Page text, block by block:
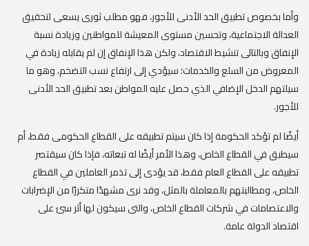
وأما بخصوص تطبيق الحد الأدنى للأجور، فهو مطلب ثورى يسعى لتحقيق
العدالة الاجتماعية، وتحسين مستوى المعيشة للمواطنين وزيادة نسبة
الإنفاق وبالتالى تنشيط الاقتصاد، ولكن هذا الإنفاق إن لم يقابله زيادة في
المعروض من السلع والخدمات؛ سيؤدي إلى ارتفاع نسب التضخم، وهو ما
سيلتهم الدخل الإضافي الذي حصل عليه المواطن بعد تطبيق الحد الأدنى
للأجور.
أيضًا لم تؤكد الحكومة إذا كان سيتم تطبيقه على القطاع الحكومى فقط، أم
سيطبق في القطاع الخاص، وهذا الأمر أيضًا له تبعاته، فإذا كان سيقتصر
تطبيقه على القطاع العام فقط، قد يؤدى إلى تذمر العاملين في القطاع
الخاص، ومطالبتهم بالمعاملة بالمثل، وقد نرى مشهدًا متكررًا من الإضرابات
والاعتصامات في شركات القطاع الخاص، والتى سيكون لها أثر سئ على
اقتصاد الدولة عامة.